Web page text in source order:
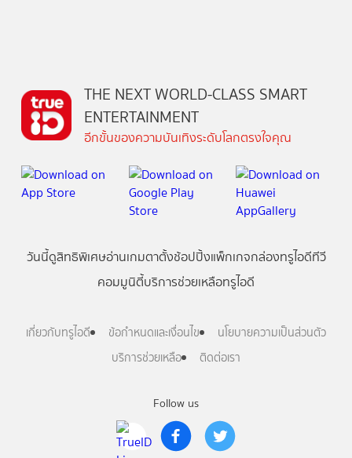
Follow us
THE NEXT WORLD-CLASS SMART
ENTERTAINMENT
อีกขั้นของความบันเทิงระดับโลกตรงใจคุณ
วันนี้ดูสิทธิพิเศษอ่านเกมตาตั้งช้อปปิ้งแพ็กเกจกล่องทรูไอดีทีวี
คอมมูนิตี้บริการช่วยเหลือทรูไอดี
เกี่ยวกับทรูไอดี ข้อกำหนดและเงื่อนไข
นโยบายความเป็นส่วนตัว
บริการช่วยเหลือ
ติดต่อเรา